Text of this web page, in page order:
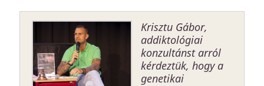
Krisztu Gábor,
addiktológiai
konzultánst arról
kérdeztük, hogy a
genetikai